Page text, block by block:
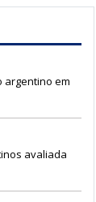
argentino em
avaliada